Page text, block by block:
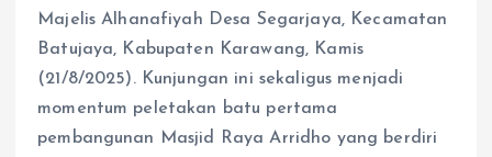
Majelis Alhanafiyah Desa Segarjaya, Kecamatan
Batujaya, Kabupaten Karawang, Kamis
(21/8/2025). Kunjungan ini sekaligus menjadi
momentum peletakan batu pertama
pembangunan Masjid Raya Arridho yang berdiri